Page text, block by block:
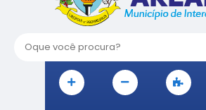
Oque você procura?